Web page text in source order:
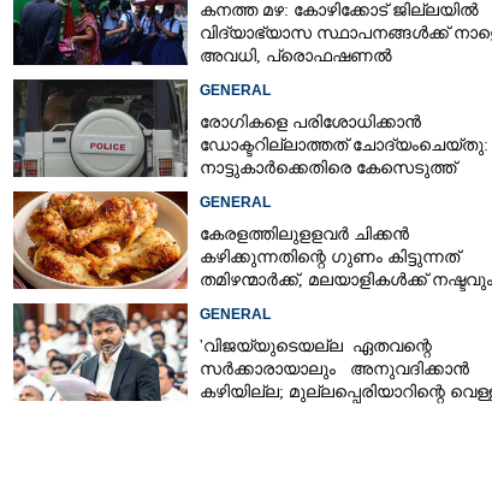
കനത്ത മഴ: കോഴിക്കോട് ജില്ലയിൽ
വിദ്യാഭ്യാസ സ്ഥാപനങ്ങൾക്ക്
അവധി,​ പ്രൊഫഷണൽ
GENERAL
രോഗികളെ പരിശോധിക്കാൻ
ഡോക്ടറില്ലാത്തത് ചോദ്യംചെയ്തു:
നാട്ടുകാർക്കെതിരെ കേസെടുത്ത്
GENERAL
കേരളത്തിലുളളവർ ചിക്കൻ
കഴിക്കുന്നതിന്റെ ഗുണം കിട്ടുന്നത്
തമിഴന്മാർക്ക്, മലയാളികൾക്ക് നഷ്ടവും
GENERAL
'വിജയ്‌യുടെയല്ല ഏതവന്റെ
സർക്കാരായാലും അനുവദിക്കാൻ
കഴിയില്ല; മുല്ലപ്പെരിയാറിന്റെ